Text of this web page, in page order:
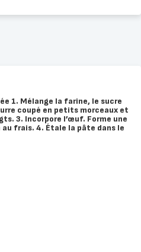
1. Mélange la farine, le sucre
coupé en petits morceaux et
3. Incorpore l’œuf. Forme une
frais. 4. Étale la pâte dans le